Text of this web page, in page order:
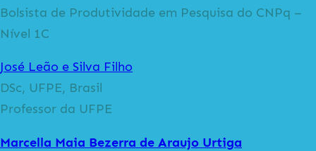
Bolsista de Produtividade em Pesquisa do CNPq –
Nível 1C
José Leão e Silva Filho
DSc, UFPE, Brasil
Professor da UFPE
Marcella Maia Bezerra de Araujo Urtiga